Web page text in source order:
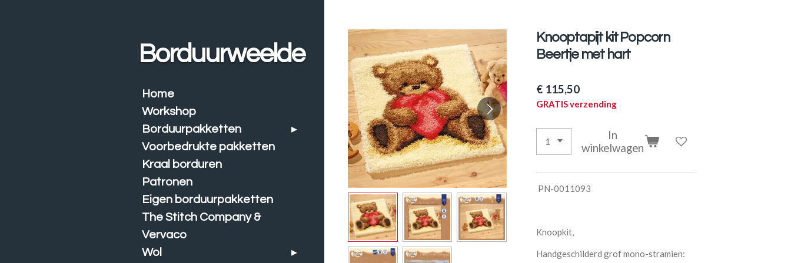
Knooptapijt kit Popcorn
Beertje met hart
€ 115,50
GRATIS verzending
In
winkelwagen
PN-0011093
Knoopkit,
Handgeschilderd grof mono-stramien:
Borduurweelde
Home
Workshop
Borduurpakketten
Voorbedrukte pakketten
Kraal borduren
Patronen
Eigen borduurpakketten
The Stitch Company &
Vervaco
Wol